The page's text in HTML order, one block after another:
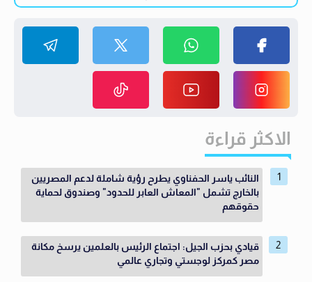
الاكثر قراءة
النائب ياسر الحفناوي يطرح رؤية شاملة لدعم المصريين
بالخارج تشمل "المعاش العابر للحدود" وصندوق لحماية
حقوقهم
قيادي بحزب الجيل: اجتماع الرئيس بالعلمين يرسخ مكانة
مصر كمركز لوجستي وتجاري عالمي